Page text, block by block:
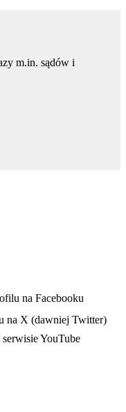
m.in. sądów i
na Facebooku
na X (dawniej Twitter)
YouTube